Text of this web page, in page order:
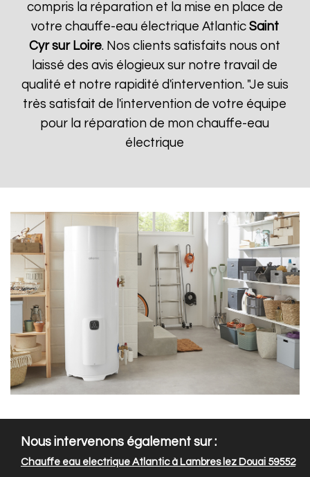
compris la réparation et la mise en place de
votre chauffe-eau électrique Atlantic Saint
Cyr sur Loire. Nos clients satisfaits nous ont
laissé des avis élogieux sur notre travail de
qualité et notre rapidité d'intervention. "Je suis
très satisfait de l'intervention de votre équipe
pour la réparation de mon chauffe-eau
électrique
Nous intervenons également sur :
Chauffe eau electrique Atlantic à Lambres lez Douai 59552